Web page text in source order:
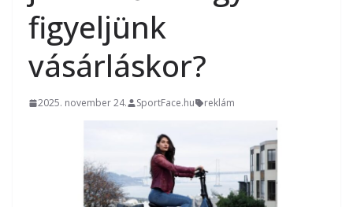
figyeljünk
vásárláskor?
2025. november 24. SportFace.hu reklám